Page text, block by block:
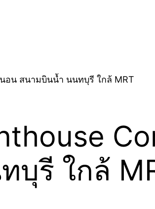
รี ใกล้